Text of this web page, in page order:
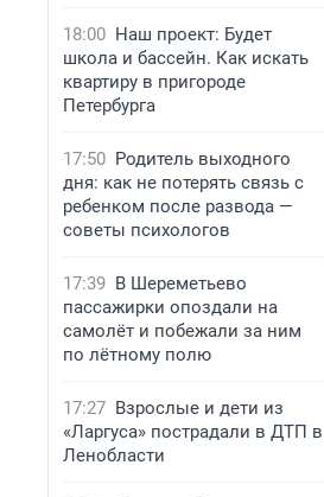
18:00 Наш проект: Будет
школа и бассейн. Как искать
квартиру в пригороде
Петербурга
17:50 Родитель выходного
дня: как не потерять связь с
ребенком после развода —
советы психологов
17:39 В Шереметьево
пассажирки опоздали на
самолёт и побежали за ним
по лётному полю
17:27 Взрослые и дети из
«Ларгуса» пострадали в ДТП в
Ленобласти